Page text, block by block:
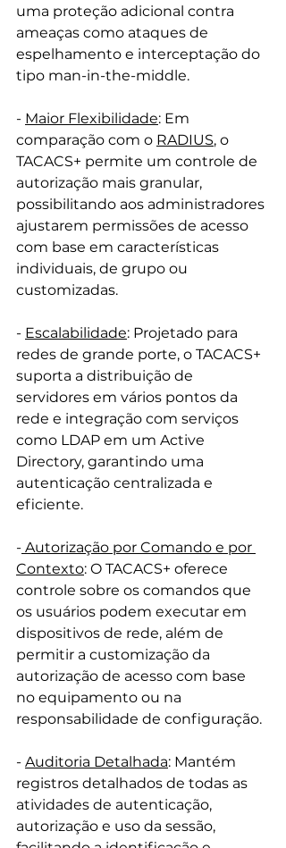
uma proteção adicional contra
ameaças como ataques de
espelhamento e interceptação do
tipo man-in-the-middle.
- Maior Flexibilidade: Em
comparação com o RADIUS, o
TACACS+ permite um controle de
autorização mais granular,
possibilitando aos administradores
ajustarem permissões de acesso
com base em características
individuais, de grupo ou
customizadas.
- Escalabilidade: Projetado para
redes de grande porte, o TACACS+
suporta a distribuição de
servidores em vários pontos da
rede e integração com serviços
como LDAP em um Active
Directory, garantindo uma
autenticação centralizada e
eficiente.
- Autorização por Comando e por
Contexto: O TACACS+ oferece
controle sobre os comandos que
os usuários podem executar em
dispositivos de rede, além de
permitir a customização da
autorização de acesso com base
no equipamento ou na
responsabilidade de configuração.
- Auditoria Detalhada: Mantém
registros detalhados de todas as
atividades de autenticação,
autorização e uso da sessão,